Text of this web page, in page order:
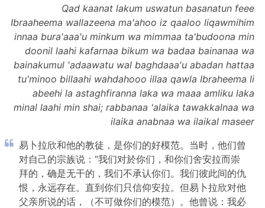
Qad kaanat lakum uswatun basanatun feee
Ibraaheema wallazeena ma'ahoo iz qaaloo liqawmihim
innaa bura'aaa'u minkum wa mimmaa ta'budoona min
doonil laahi kafarnaa bikum wa badaa bainanaa wa
bainakumul 'adaawatu wal baghdaaa'u abadan hattaa
tu'minoo billaahi wahdahooo illaa qawla Ibraheema li
abeehi la astaghfiranna laka wa maaa amliku laka
minal laahi min shai; rabbanaa 'alaika tawakkalnaa wa
ilaika anabnaa wa ilaikal maseer
易卜拉欣和他的教徒，是你们的好模范。当时，他们曾
对自己的宗族说：“我们对於你们，和你们舍安拉而崇
拜的，确是无干的，我们不承认你们。我们彼此间的仇
恨，永远存在。直到你们只信仰安拉。但易卜拉欣对他
父亲所说的话，（不可做你们的模范）。他曾说：我必